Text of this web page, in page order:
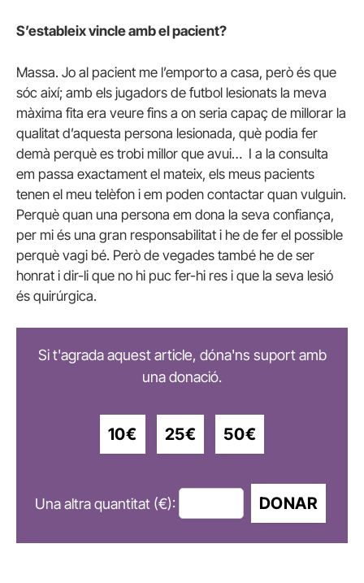
S’estableix vincle amb el pacient?
Massa. Jo al pacient me l’emporto a casa, però és que
sóc així; amb els jugadors de futbol lesionats la meva
màxima fita era veure fins a on seria capaç de millorar la
qualitat d’aquesta persona lesionada, què podia fer
demà perquè es trobi millor que avui… I a la consulta
em passa exactament el mateix, els meus pacients
tenen el meu telèfon i em poden contactar quan vulguin.
Perquè quan una persona em dona la seva confiança,
per mi és una gran responsabilitat i he de fer el possible
perquè vagi bé. Però de vegades també he de ser
honrat i dir-li que no hi puc fer-hi res i que la seva lesió
és quirúrgica.
Si t'agrada aquest article, dóna'ns suport amb
una donació.
10€ 25€ 50€
Una altra quantitat (€): DONAR